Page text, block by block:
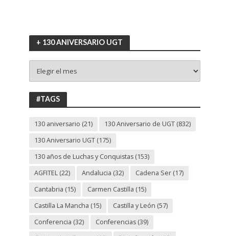
+ 130 ANIVERSARIO UGT
130
ANIVERSARIO
UGT
#TAGS
130 aniversario (21) 130 Aniversario de UGT(832)
130 Aniversario UGT(175)
130 años de Luchas y Conquistas(153)
AGFITEL(22) Andalucia (32) Cadena Ser(17)
Cantabria (15) Carmen Castilla (15)
Castilla La Mancha (15) Castilla y León (57)
Conferencia (32) Conferencias(39)